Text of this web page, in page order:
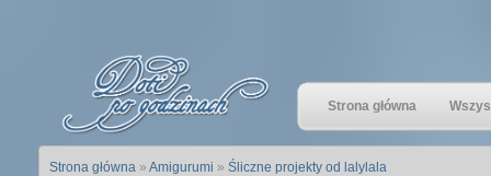
Strona główna
Strona główna» Amigurumi » Śliczne projekty od lalylala